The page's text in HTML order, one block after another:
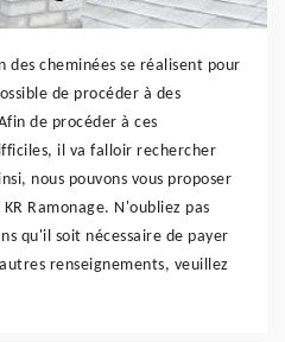
cheminées se réalisent pour
de procéder à des
de procéder à ces
il va falloir rechercher
nous pouvons vous proposer
Ramonage. N'oubliez pas
qu'il soit nécessaire de payer
renseignements, veuillez